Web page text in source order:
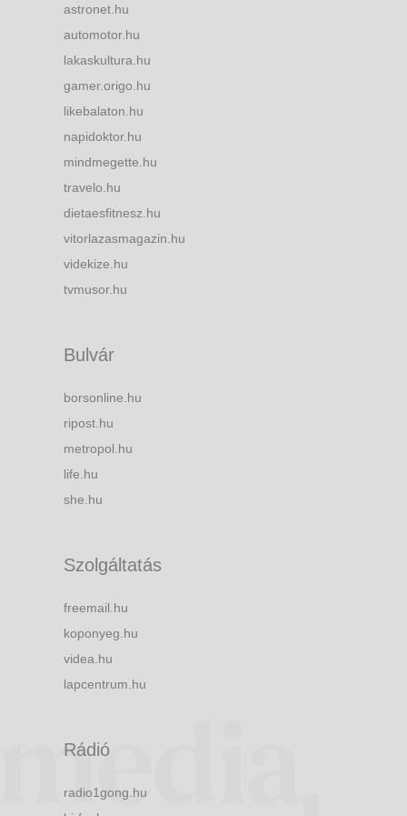
astronet.hu
automotor.hu
lakaskultura.hu
gamer.origo.hu
likebalaton.hu
napidoktor.hu
mindmegette.hu
travelo.hu
dietaesfitnesz.hu
vitorlazasmagazin.hu
videkize.hu
tvmusor.hu
Bulvár
borsonline.hu
ripost.hu
metropol.hu
life.hu
she.hu
Szolgáltatás
freemail.hu
koponyeg.hu
videa.hu
lapcentrum.hu
Rádió
radio1gong.hu